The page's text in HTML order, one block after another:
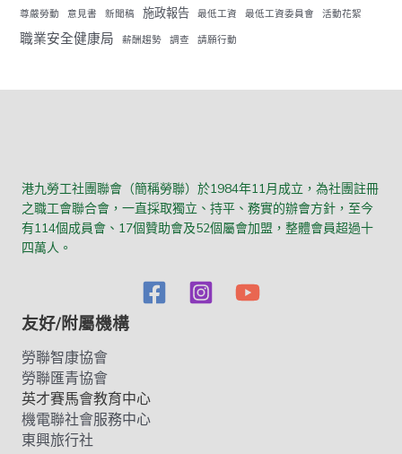
尊嚴勞動 意見書 新聞稿 施政報告 最低工資 最低工資委員會 活動花絮
職業安全健康局 薪酬趨勢 調查 請願行動
港九勞工社團聯會（簡稱勞聯）於1984年11月成立，為社團註冊
之職工會聯合會，一直採取獨立、持平、務實的辦會方針，至今
有114個成員會、17個贊助會及52個屬會加盟，整體會員超過十
四萬人。
友好/附屬機構
勞聯智康協會
勞聯匯青協會
英才賽馬會教育中心
機電聯社會服務中心
東興旅行社